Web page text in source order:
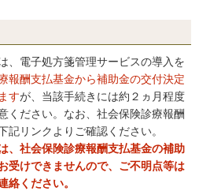
、電子処方箋管理サービスの導入を
報酬支払基金から補助金の交付決定
すが、当該手続きには約２ヵ月程度
ください。なお、社会保険診療報酬
記リンクよりご確認ください。
、社会保険診療報酬支払基金の補助
受けできませんので、ご不明点等は
絡ください。